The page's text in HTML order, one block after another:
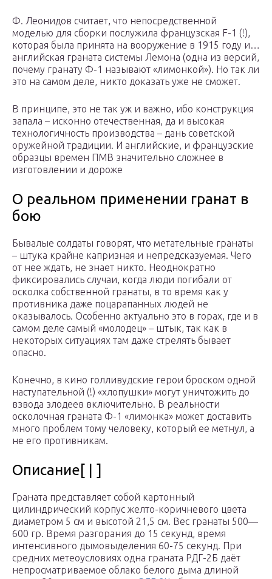
Ф. Леонидов считает, что непосредственной
моделью для сборки послужила французская F-1 (!),
которая была принята на вооружение в 1915 году и…
английская граната системы Лемона (одна из версий,
почему гранату Ф-1 называют «лимонкой»). Но так ли
это на самом деле, никто доказать уже не сможет.
В принципе, это не так уж и важно, ибо конструкция
запала – исконно отечественная, да и высокая
технологичность производства – дань советской
оружейной традиции. И английские, и французские
образцы времен ПМВ значительно сложнее в
изготовлении и дороже
О реальном применении гранат в
бою
Бывалые солдаты говорят, что метательные гранаты
– штука крайне капризная и непредсказуемая. Чего
от нее ждать, не знает никто. Неоднократно
фиксировались случаи, когда люди погибали от
осколка собственной гранаты, в то время как у
противника даже поцарапанных людей не
оказывалось. Особенно актуально это в горах, где и в
самом деле самый «молодец» – штык, так как в
некоторых ситуациях там даже стрелять бывает
опасно.
Конечно, в кино голливудские герои броском одной
наступательной (!) «хлопушки» могут уничтожить до
взвода злодеев включительно. В реальности
осколочная граната Ф-1 «лимонка» может доставить
много проблем тому человеку, который ее метнул, а
не его противникам.
Описание[ | ]
Граната представляет собой картонный
цилиндрический корпус желто-коричневого цвета
диаметром 5 см и высотой 21,5 см. Вес гранаты 500—
600 гр. Время разгорания до 15 секунд, время
интенсивного дымовыделения 60-75 секунд. При
средних метеоусловиях одна граната РДГ-2Б даёт
непросматриваемое облако белого дыма длиной